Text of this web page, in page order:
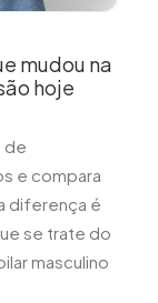
mudou na
hoje
de
e compara
diferença é
se trate do
masculino